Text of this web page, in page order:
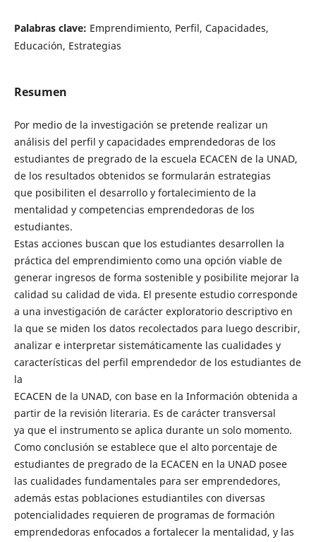
Palabras clave: Emprendimiento, Perfil, Capacidades,
Educación, Estrategias
Resumen
Por medio de la investigación se pretende realizar un
análisis del perfil y capacidades emprendedoras de los
estudiantes de pregrado de la escuela ECACEN de la UNAD,
de los resultados obtenidos se formularán estrategias
que posibiliten el desarrollo y fortalecimiento de la
mentalidad y competencias emprendedoras de los
estudiantes.
Estas acciones buscan que los estudiantes desarrollen la
práctica del emprendimiento como una opción viable de
generar ingresos de forma sostenible y posibilite mejorar la
calidad su calidad de vida. El presente estudio corresponde
a una investigación de carácter exploratorio descriptivo en
la que se miden los datos recolectados para luego describir,
analizar e interpretar sistemáticamente las cualidades y
características del perfil emprendedor de los estudiantes de
la
ECACEN de la UNAD, con base en la Información obtenida a
partir de la revisión literaria. Es de carácter transversal
ya que el instrumento se aplica durante un solo momento.
Como conclusión se establece que el alto porcentaje de
estudiantes de pregrado de la ECACEN en la UNAD posee
las cualidades fundamentales para ser emprendedores,
además estas poblaciones estudiantiles con diversas
potencialidades requieren de programas de formación
emprendedoras enfocados a fortalecer la mentalidad, y las